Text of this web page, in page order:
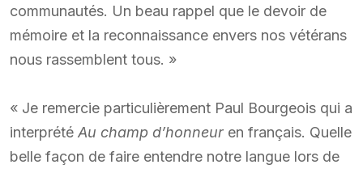
communautés. Un beau rappel que le devoir de
mémoire et la reconnaissance envers nos vétérans
nous rassemblent tous. »
« Je remercie particulièrement Paul Bourgeois qui a
interprété Au champ d’honneur en français. Quelle
belle façon de faire entendre notre langue lors de